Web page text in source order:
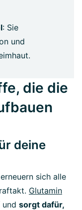
: Sie
und
die die
deine
sich alle
Glutamin
und sorgt dafür,